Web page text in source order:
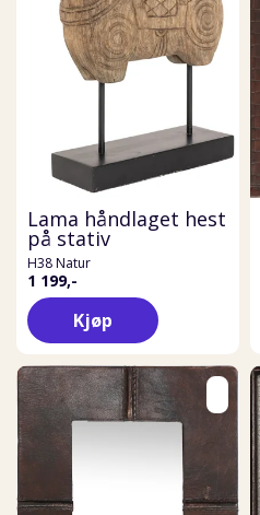
Lama håndlaget hest
på stativ
H38 Natur
1 199,-
Kjøp